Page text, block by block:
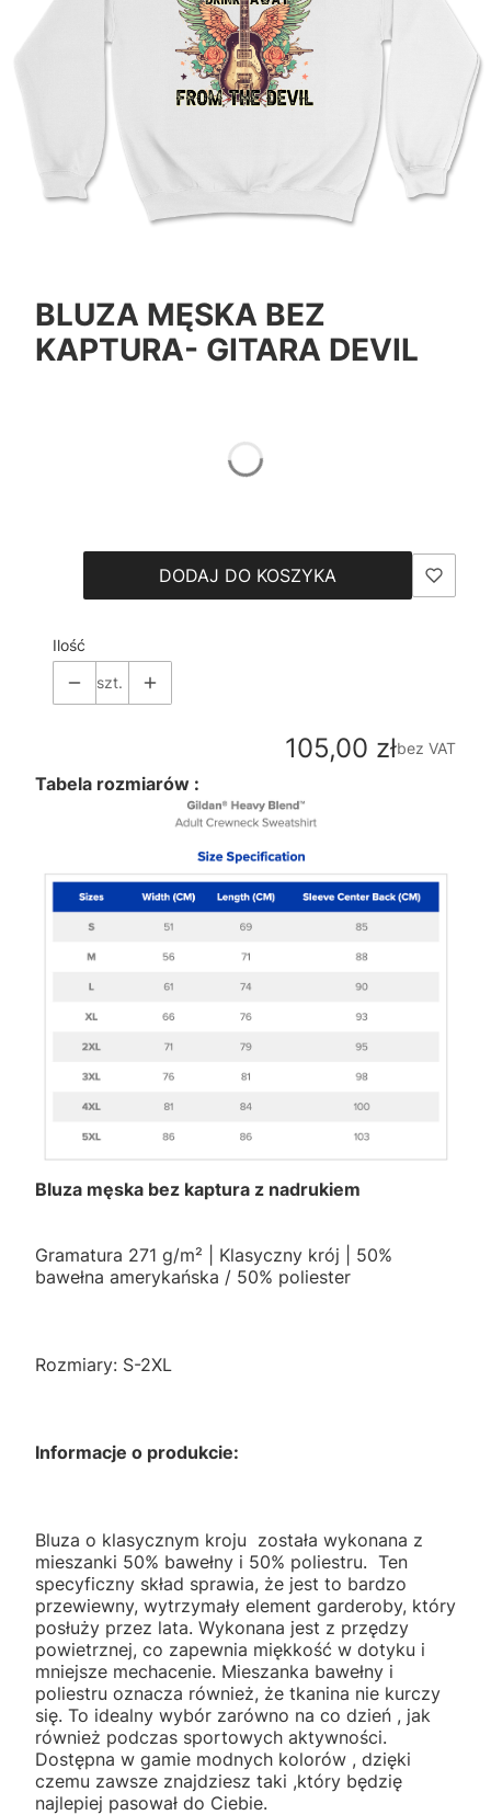
BLUZA MĘSKA BEZ
KAPTURA- GITARA DEVIL
DODAJ DO KOSZYKA
Ilość
szt.
Cena
105,00 złbez VAT
Tabela rozmiarów :
Bluza męska bez kaptura z nadrukiem
Gramatura 271 g/m² | Klasyczny krój | 50%
bawełna amerykańska / 50% poliester
Rozmiary: S-2XL
Informacje o produkcie:
Bluza o klasycznym kroju została wykonana z
mieszanki 50% bawełny i 50% poliestru. Ten
specyficzny skład sprawia, że jest to bardzo
przewiewny, wytrzymały element garderoby, który
posłuży przez lata. Wykonana jest z przędzy
powietrznej, co zapewnia miękkość w dotyku i
mniejsze mechacenie. Mieszanka bawełny i
poliestru oznacza również, że tkanina nie kurczy
się. To idealny wybór zarówno na co dzień , jak
również podczas sportowych aktywności.
Dostępna w gamie modnych kolorów , dzięki
czemu zawsze znajdziesz taki ,który będzię
najlepiej pasował do Ciebie.